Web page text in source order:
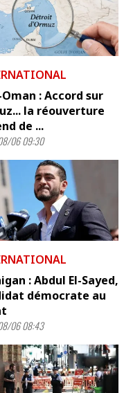
: Accord sur
la réouverture
de ...
06 09:30
: Abdul El-Sayed,
démocrate au
06 08:43